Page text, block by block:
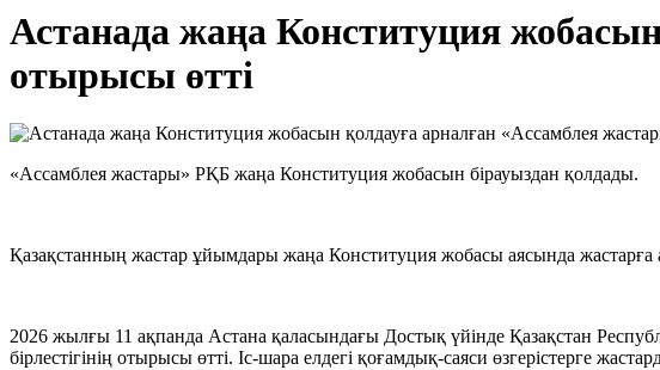
Астанада жаңа Конституция
отырысы өтті
«Ассамблея жастары» РҚБ жаңа Конституция жобасын бірауыздан қолдады.
Қазақстанның жастар ұйымдары жаңа Конституция жобасы аясында жастарға
2026 жылғы 11 ақпанда Астана қаласындағы Достық үйінде Қазақстан
бірлестігінің отырысы өтті. Іс-шара елдегі қоғамдық-саяси өзгерістерге